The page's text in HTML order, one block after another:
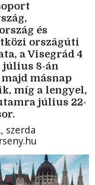
és
országúti
a Visegrád 4
július 8-án
másnap
míg a lengyel,
július 22-
szerda